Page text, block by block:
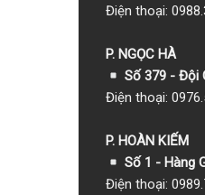
Điện thoại:
P. NGỌC HÀ
Số 379 - Đội
Điện thoại:
P. HOÀN KIẾM
Số 1 - Hàng
Điện thoại: